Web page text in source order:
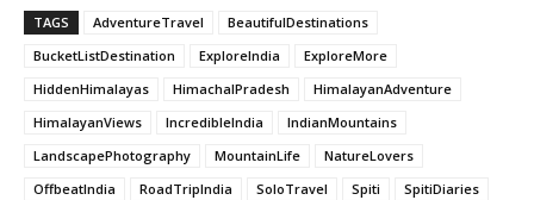
TAGS AdventureTravel
BeautifulDestinations
BucketListDestination
ExploreIndia
ExploreMore
HiddenHimalayas
HimachalPradesh
HimalayanAdventure
HimalayanViews
IncredibleIndia
IndianMountains
LandscapePhotography
MountainLife
NatureLovers
OffbeatIndia
RoadTripIndia SoloTravel Spiti
SpitiDiaries